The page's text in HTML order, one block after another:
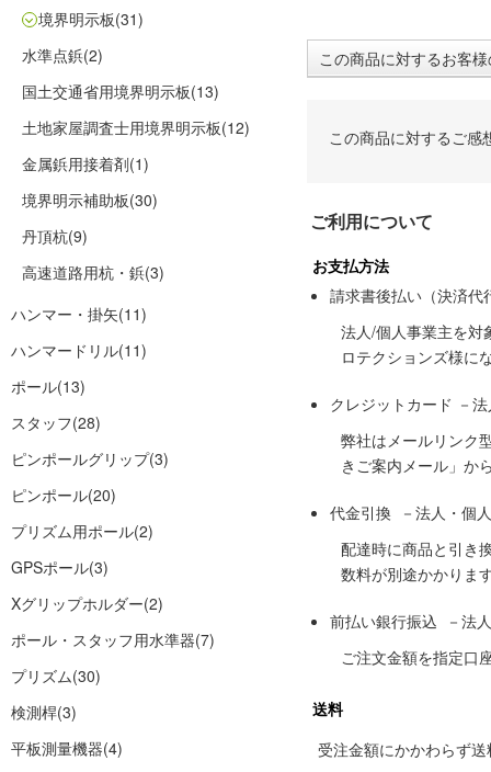
境界明示板(31)
水準点鋲(2)
国土交通省用境界明示板(13)
土地家屋調査士用境界明示板(12)
金属鋲用接着剤(1)
境界明示補助板(30)
丹頂杭(9)
高速道路用杭・鋲(3)
ハンマー・掛矢(11)
ハンマードリル(11)
ポール(13)
スタッフ(28)
ピンポールグリップ(3)
ピンポール(20)
プリズム用ポール(2)
GPSポール(3)
Xグリップホルダー(2)
ポール・スタッフ用水準器(7)
プリズム(30)
検測桿(3)
平板測量機器(4)
この商品に対するお客
この商品に対するご感
ご利用について
お支払方法
請求書後払い（決済代
法人/個人事業主を対
ロテクションズ様に
クレジットカード －
弊社はメールリンク
きご案内メール」か
代金引換 －法人・個
配達時に商品と引き
数料が別途かかりま
前払い銀行振込 －法
ご注文金額を指定口
送料
受注金額にかかわらず